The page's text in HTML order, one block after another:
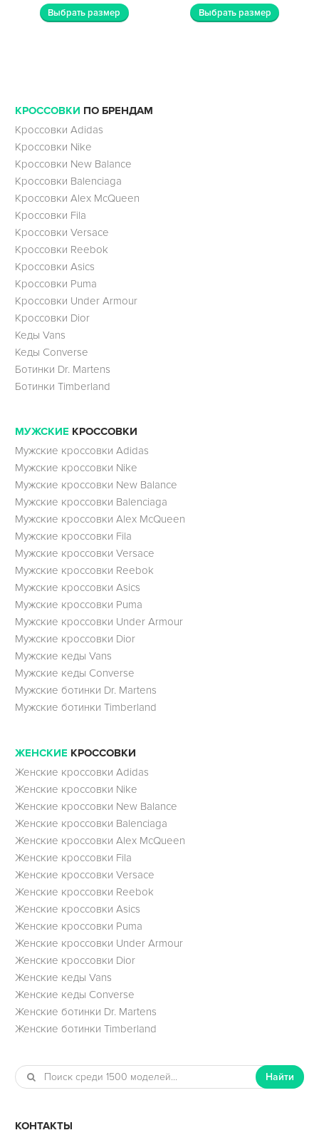
Выбрать размер Выбрать размер
КРОССОВКИ ПО БРЕНДАМ
Кроссовки Adidas
Кроссовки Nike
Кроссовки New Balance
Кроссовки Balenciaga
Кроссовки Alex McQueen
Кроссовки Fila
Кроссовки Versace
Кроссовки Reebok
Кроссовки Asics
Кроссовки Puma
Кроссовки Under Armour
Кроссовки Dior
Кеды Vans
Кеды Converse
Ботинки Dr. Martens
Ботинки Timberland
МУЖСКИЕ КРОССОВКИ
Мужские кроссовки Adidas
Мужские кроссовки Nike
Мужские кроссовки New Balance
Мужские кроссовки Balenciaga
Мужские кроссовки Alex McQueen
Мужские кроссовки Fila
Мужские кроссовки Versace
Мужские кроссовки Reebok
Мужские кроссовки Asics
Мужские кроссовки Puma
Мужские кроссовки Under Armour
Мужские кроссовки Dior
Мужские кеды Vans
Мужские кеды Converse
Мужские ботинки Dr. Martens
Мужские ботинки Timberland
ЖЕНСКИЕ КРОССОВКИ
Женские кроссовки Adidas
Женские кроссовки Nike
Женские кроссовки New Balance
Женские кроссовки Balenciaga
Женские кроссовки Alex McQueen
Женские кроссовки Fila
Женские кроссовки Versace
Женские кроссовки Reebok
Женские кроссовки Asics
Женские кроссовки Puma
Женские кроссовки Under Armour
Женские кроссовки Dior
Женские кеды Vans
Женские кеды Converse
Женские ботинки Dr. Martens
Женские ботинки Timberland
Найти
КОНТАКТЫ